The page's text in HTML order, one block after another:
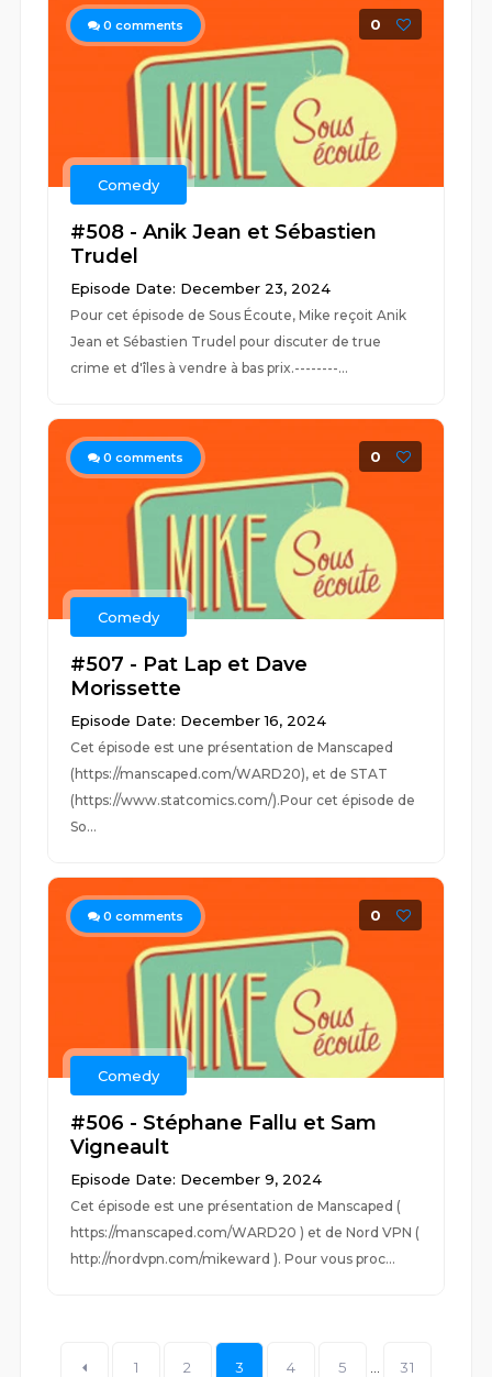
0 comments 0
Comedy
#508 - Anik Jean et Sébastien
Trudel
Episode Date: December 23, 2024
Pour cet épisode de Sous Écoute, Mike reçoit Anik
Jean et Sébastien Trudel pour discuter de true
crime et d'îles à vendre à bas prix.--------...
0 comments 0
Comedy
#507 - Pat Lap et Dave
Morissette
Episode Date: December 16, 2024
Cet épisode est une présentation de Manscaped
(https://manscaped.com/WARD20), et de STAT
(https://www.statcomics.com/).Pour cet épisode de
So...
0 comments 0
Comedy
#506 - Stéphane Fallu et Sam
Vigneault
Episode Date: December 9, 2024
Cet épisode est une présentation de Manscaped (
https://manscaped.com/WARD20 ) et de Nord VPN (
http://nordvpn.com/mikeward ). Pour vous proc...
1 2 3 4 5 31